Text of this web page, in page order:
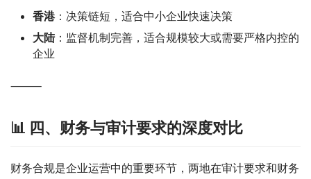
香港：决策链短，适合中小企业快速决策
大陆：监督机制完善，适合规模较大或需要严格内控的
企业
⸻
📊 四、财务与审计要求的深度对比
财务合规是企业运营中的重要环节，两地在审计要求和财务